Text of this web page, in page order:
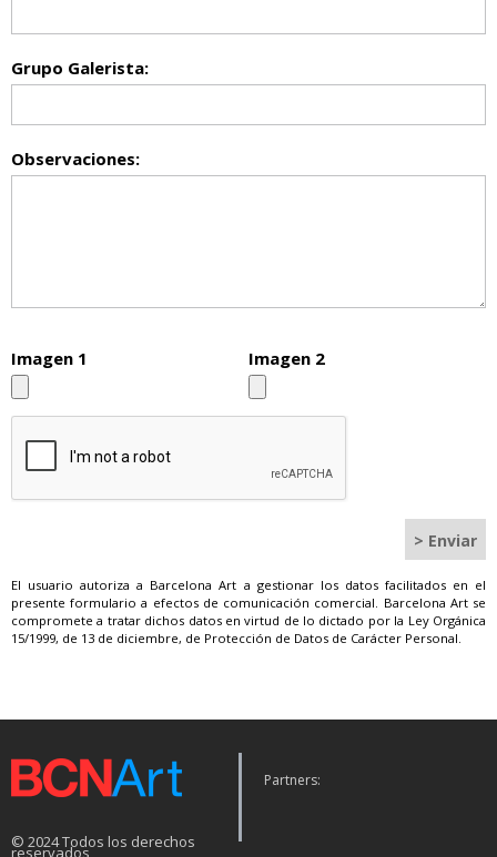
Grupo Galerista:
Observaciones:
Imagen 1 Imagen 2
El usuario autoriza a Barcelona Art a gestionar los datos facilitados en el
presente formulario a efectos de comunicación comercial. Barcelona Art se
compromete a tratar dichos datos en virtud de lo dictado por la Ley Orgánica
15/1999, de 13 de diciembre, de Protección de Datos de Carácter Personal.
© 2024 Todos los derechos
reservados
Partners: